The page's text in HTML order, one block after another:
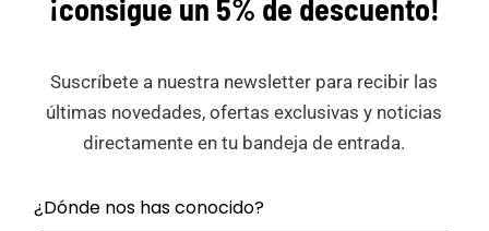
¡consigue un 5% de descuento!
Suscríbete a nuestra newsletter para recibir las
últimas novedades, ofertas exclusivas y noticias
directamente en tu bandeja de entrada.
¿Dónde nos has conocido?